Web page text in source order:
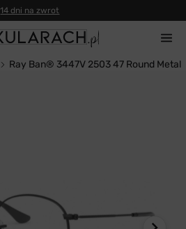
14 dni na zwrot
Ray Ban® 3447V 2503 47 Round Metal